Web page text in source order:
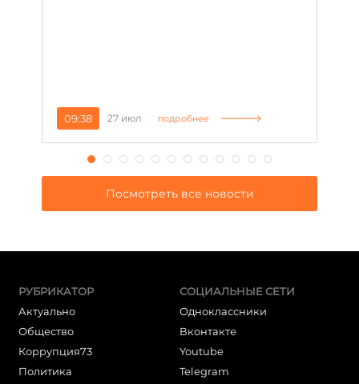
09:38 27 июл подробнее
Посмотреть все новости
РУБРИКАТОР
Актуально
Общество
Коррупция73
Политика
СОЦИАЛЬНЫЕ СЕТИ
Одноклассники
Вконтакте
Youtube
Telegram